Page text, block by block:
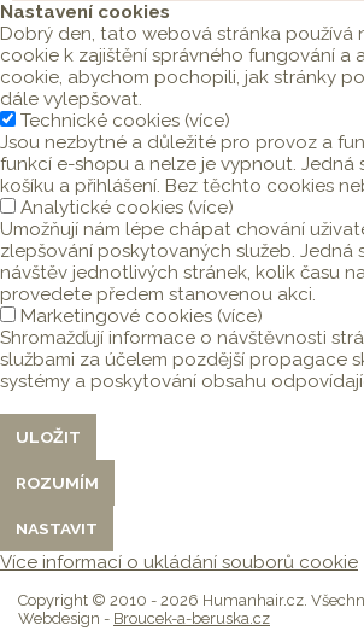
Nastavení cookies
Dobrý den, tato webová stránka používá
cookie k zajištění správného fungování a
cookie, abychom pochopili, jak stránky
dále vylepšovat.
Technické cookies (více)
Jsou nezbytné a důležité pro provoz a
funkcí e-shopu a nelze je vypnout. Jedná
košíku a přihlášení. Bez těchto cookies
Analytické cookies (více)
Umožňují nám lépe chápat chování
zlepšování poskytovaných služeb. Jedná
návštěv jednotlivých stránek, kolik času
provedete předem stanovenou akci.
Marketingové cookies (více)
Shromažďují informace o návštěvnosti
službami za účelem pozdější propagace
systémy a poskytování obsahu
Více informací o ukládání souborů cookie
Copyright © 2010 - 2026 Humanhair.cz.
Webdesign - Broucek-a-beruska.cz